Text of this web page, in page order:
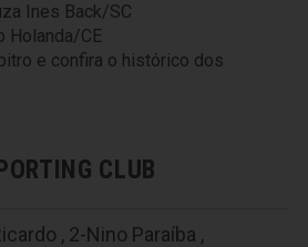
Ines Back/SC
Holanda/CE
e confira o histórico dos
CLUB
, 2-Nino Paraíba ,